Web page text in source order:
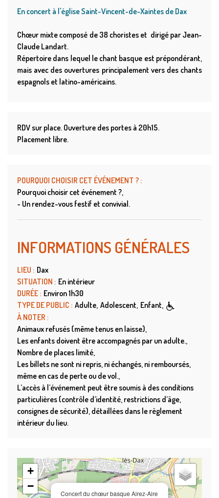
En concert à l'église Saint-Vincent-de-Xaintes de Dax
Chœur mixte composé de 38 choristes et dirigé par Jean-
Claude Landart.
Répertoire dans lequel le chant basque est prépondérant,
mais avec des ouvertures principalement vers des chants
espagnols et latino-américains.
RDV sur place. Ouverture des portes à 20h15.
Placement libre.
POURQUOI CHOISIR CET ÉVÉNEMENT ? :
Pourquoi choisir cet événement ?
- Un rendez-vous festif et convivial.
INFORMATIONS GÉNÉRALES
LIEU : Dax
SITUATION : En intérieur
DURÉE : Environ 1h30
TYPE DE PUBLIC : Adulte Adolescent Enfant
À NOTER :
Animaux refusés (même tenus en laisse)
Les enfants doivent être accompagnés par un adulte.
Nombre de places limité
Les billets ne sont ni repris, ni échangés, ni remboursés,
même en cas de perte ou de vol.
L’accès à l’événement peut être soumis à des conditions
particulières (contrôle d’identité, restrictions d’âge,
consignes de sécurité), détaillées dans le règlement
intérieur du lieu.
Concert du chœur basque Airez-Aire
+
−